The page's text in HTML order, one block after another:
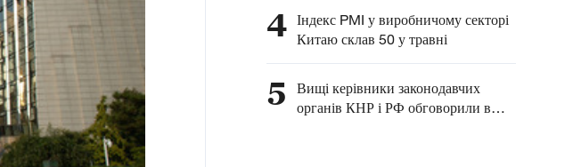
4 Індекс PMI у виробничому секторі
Китаю склав 50 у травні
5
Вищі керівники законодавчих
органів КНР і РФ обговорили в